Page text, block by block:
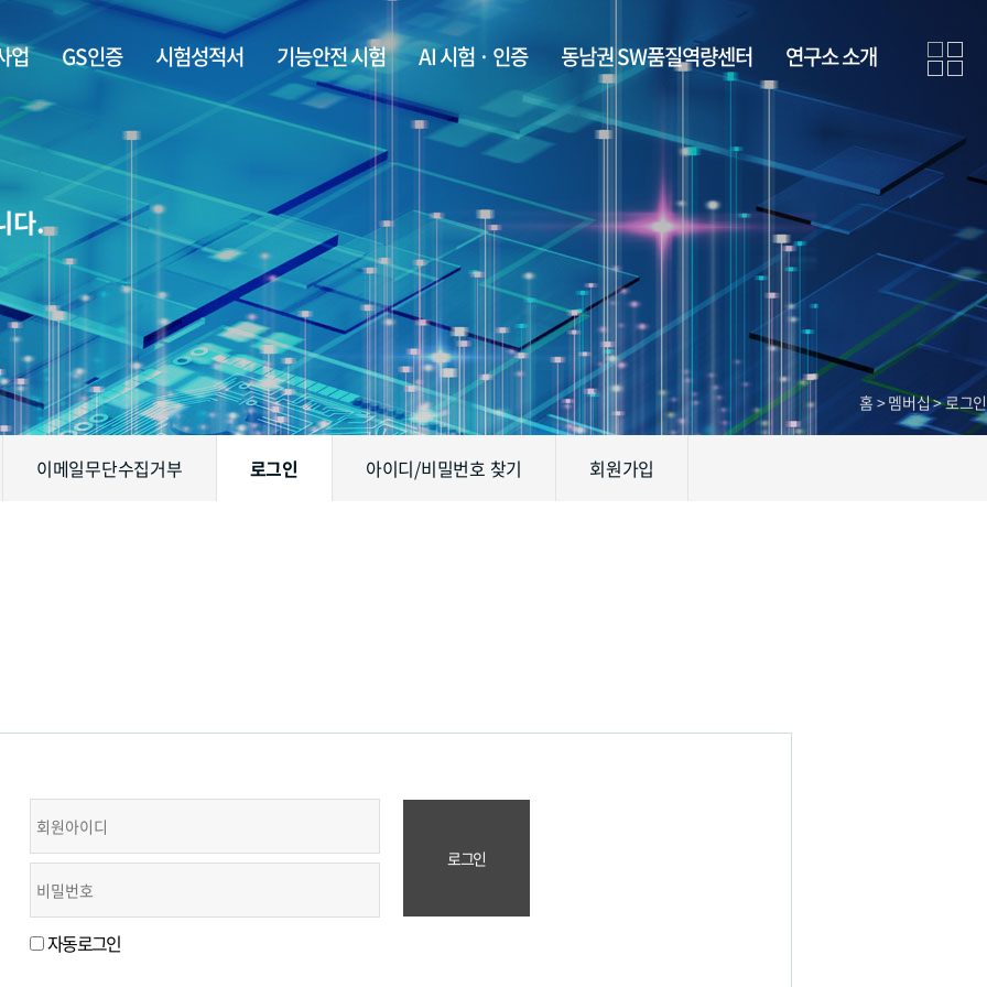
업 GS인증 시험성적서 기능안전 시험 AI 시험 · 인증 동남권 SW품질역량센터 연구소 소개
다.
이메일무단수집거부 로그인 아이디/비밀번호 찾기 회원가입
홈 > 멤버십 > 로그인
자동로그인